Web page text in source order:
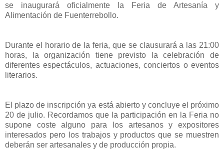
se inaugurará oficialmente la Feria de Artesanía y
Alimentación de Fuenterrebollo.
Durante el horario de la feria, que se clausurará a las 21:00
horas, la organización tiene previsto la celebración de
diferentes espectáculos, actuaciones, conciertos o eventos
literarios.
El plazo de inscripción ya está abierto y concluye el próximo
20 de julio. Recordamos que la participación en la Feria no
supone coste alguno para los artesanos y expositores
interesados pero los trabajos y productos que se muestren
deberán ser artesanales y de producción propia.